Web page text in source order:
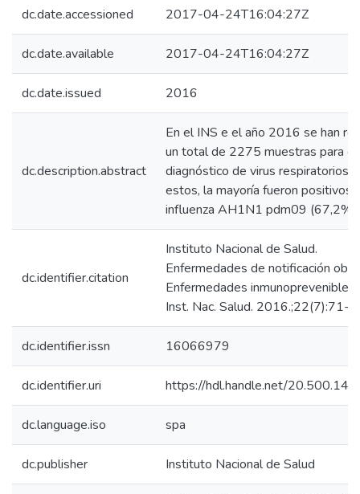
dc.date.accessioned 2017-04-24T16:04:27Z
dc.date.available 2017-04-24T16:04:27Z
dc.date.issued 2016
dc.description.abstract
En el INS e el año 2016 se han
un total de 2275 muestras para el
diagnóstico de virus respiratorios.
estos, la mayoría fueron positivos
influenza AH1N1 pdm09 (67,2%)
dc.identifier.citation
Instituto Nacional de Salud.
Enfermedades de notificación
Enfermedades
Inst. Nac. Salud. 2016.;22(7):71-3.
dc.identifier.issn 16066979
dc.identifier.uri https://hdl.handle.net/
dc.language.iso spa
dc.publisher Instituto Nacional de Salud